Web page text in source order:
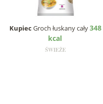
Kupiec Groch łuskany cały348
kcal
ŚWIEŻE